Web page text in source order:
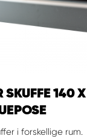
SKUFFE 140
i forskellige rum.